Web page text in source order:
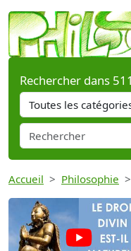
Rechercher dans
Accueil Philosophie